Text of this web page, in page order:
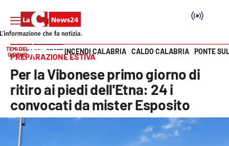
SEZIONI
Cronaca
Politica
Vai
TEMI DEL
GIORNO
INCENDI CALABRIA CALDO CALABRIA PONTE
HOME PAGE SPORT
PREPARAZIONE ESTIVA
Per la Vibonese primo giorno di
ritiro ai piedi dell'Etna: 24 i
convocati da mister Esposito